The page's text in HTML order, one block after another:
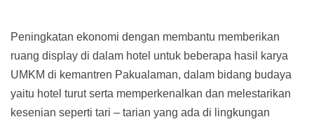
Peningkatan ekonomi dengan membantu memberikan
ruang display di dalam hotel untuk beberapa hasil karya
UMKM di kemantren Pakualaman, dalam bidang budaya
yaitu hotel turut serta memperkenalkan dan melestarikan
kesenian seperti tari – tarian yang ada di lingkungan